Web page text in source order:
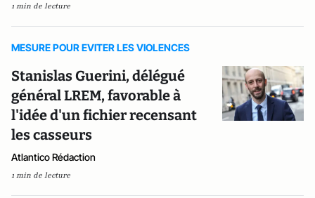
1 min de lecture
MESURE POUR EVITER LES VIOLENCES
Stanislas Guerini, délégué
général LREM, favorable à
l'idée d'un fichier recensant
les casseurs
Atlantico Rédaction
1 min de lecture